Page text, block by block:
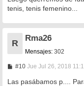
s
a
e
tenis, tenis femenino...
R
Rma26
Mensajes: 302
#10M
n
Jue Jul 26, 2018
Las pasábamos p....